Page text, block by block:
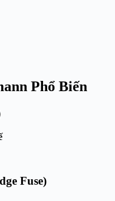
Phổ Biến
Fuse)